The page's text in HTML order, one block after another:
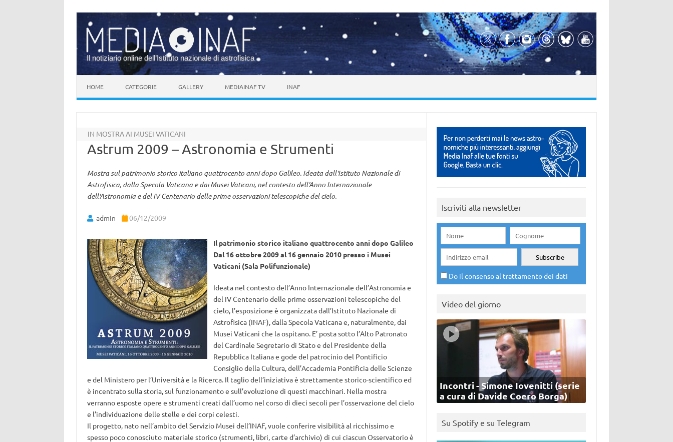
Il notiziario online dell’Istituto nazionale di astrofisica
HOME CATEGORIE GALLERY MEDIAINAF TV INAF
IN MOSTRA AI MUSEI VATICANI
Astrum 2009 – Astronomia e Strumenti
Mostra sul patrimonio storico italiano quattrocento anni dopo Galileo. Ideata dall'Istituto Nazionale di
Astrofisica, dalla Specola Vaticana e dai Musei Vaticani, nel contesto dell'Anno Internazionale
dell'Astronomia e del IV Centenario delle prime osservazioni telescopiche del cielo.
admin 06/12/2009
Il patrimonio storico italiano quattrocento anni dopo Galileo
Dal 16 ottobre 2009 al 16 gennaio 2010 presso i Musei
Vaticani (Sala Polifunzionale)
Ideata nel contesto dell’Anno Internazionale dell’Astronomia e
del IV Centenario delle prime osservazioni telescopiche del
cielo, l’esposizione è organizzata dall’Istituto Nazionale di
Astrofisica (INAF), dalla Specola Vaticana e, naturalmente, dai
Musei Vaticani che la ospitano. E’ posta sotto l’Alto Patronato
del Cardinale Segretario di Stato e del Presidente della
Repubblica Italiana e gode del patrocinio del Pontificio
Consiglio della Cultura, dell’Accademia Pontificia delle Scienze
e del Ministero per l’Università e la Ricerca. Il taglio dell’iniziativa è strettamente storico-scientifico ed
è incentrato sulla storia, sul funzionamento e sull’evoluzione di questi macchinari. Nella mostra
verranno esposte opere e strumenti creati dall’uomo nel corso di dieci secoli per l’osservazione del cielo
e l’individuazione delle stelle e dei corpi celesti.
Il progetto, nato nell’ambito del Servizio Musei dell’INAF, vuole conferire visibilità al ricchissimo e
spesso poco conosciuto materiale storico (strumenti, libri, carte d’archivio) di cui ciascun Osservatorio è
Iscriviti alla newsletter
Do il consenso al trattamento dei dati
Video del giorno
Incontri - Simone Iovenitti (serie
a cura di Davide Coero Borga)
Su Spotify e su Telegram